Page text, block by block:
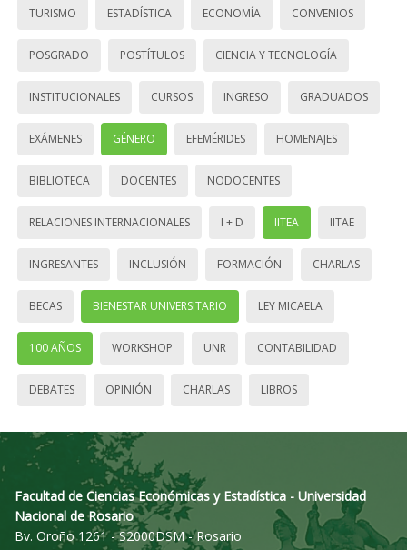
TURISMO ESTADÍSTICA ECONOMÍA CONVENIOS
POSGRADO POSTÍTULOS CIENCIA Y TECNOLOGÍA
INSTITUCIONALES CURSOS INGRESO GRADUADOS
EXÁMENES GÉNERO EFEMÉRIDES HOMENAJES
BIBLIOTECA DOCENTES NODOCENTES
RELACIONES INTERNACIONALES I + D IITEA IITAE
INGRESANTES INCLUSIÓN FORMACIÓN CHARLAS
BECAS BIENESTAR UNIVERSITARIO LEY MICAELA
100 AÑOS WORKSHOP UNR CONTABILIDAD
DEBATES OPINIÓN CHARLAS LIBROS
Facultad de Ciencias Económicas y Estadística - Universidad
Nacional de Rosario
Bv. Oroño 1261 - S2000DSM - Rosario